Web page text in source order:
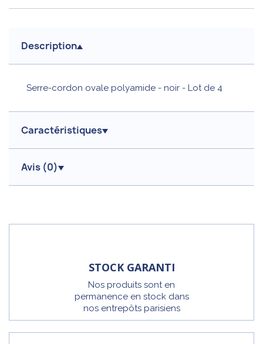
Description
Serre-cordon ovale polyamide - noir - Lot de 4
Caractéristiques
Avis (0)
STOCK GARANTI
Nos produits sont en
permanence en stock dans
nos entrepôts parisiens